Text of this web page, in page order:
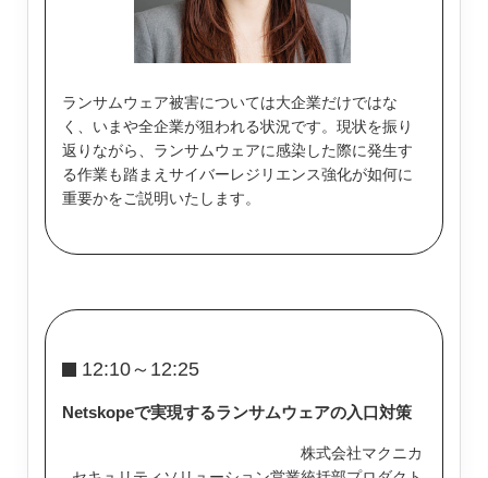
ランサムウェア被害については大企業だけではな
く、いまや全企業が狙われる状況です。現状を振り
返りながら、ランサムウェアに感染した際に発生す
る作業も踏まえサイバーレジリエンス強化が如何に
重要かをご説明いたします。
12:10～12:25
Netskopeで実現するランサムウェアの入口対策
株式会社マクニカ